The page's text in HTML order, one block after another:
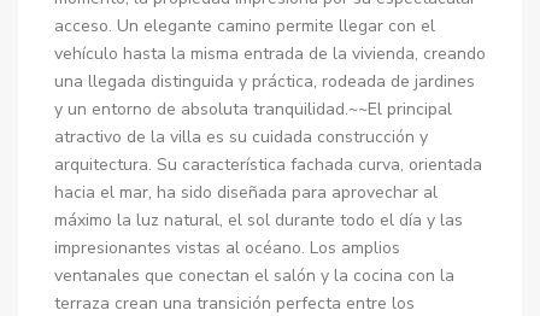
acceso. Un elegante camino permite llegar con el
vehículo hasta la misma entrada de la vivienda, creando
una llegada distinguida y práctica, rodeada de jardines
y un entorno de absoluta tranquilidad.~~El principal
atractivo de la villa es su cuidada construcción y
arquitectura. Su característica fachada curva, orientada
hacia el mar, ha sido diseñada para aprovechar al
máximo la luz natural, el sol durante todo el día y las
impresionantes vistas al océano. Los amplios
ventanales que conectan el salón y la cocina con la
terraza crean una transición perfecta entre los